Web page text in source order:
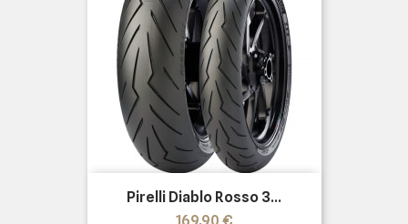
Pirelli Diablo Rosso 3...
Precio
169,90 €